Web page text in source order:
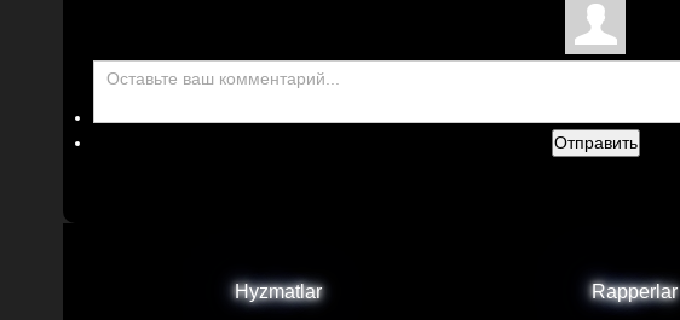
Отправить
Hyzmatlar Rapperlar